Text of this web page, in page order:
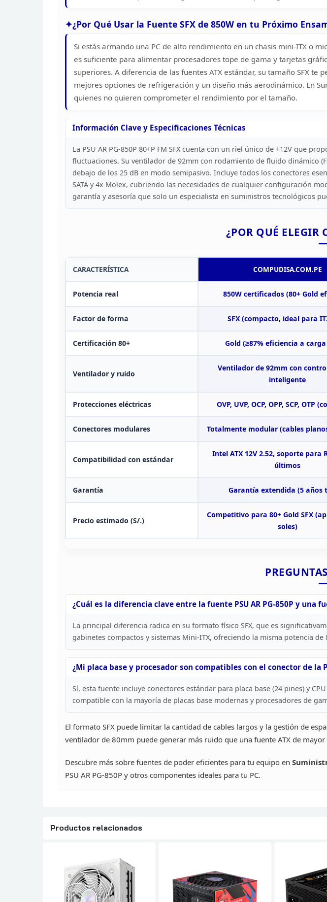
¿Por Qué Usar la Fuente SFX de 850W en tu Próximo
Si estás armando una PC de alto rendimiento en un chasis mini-ITX o
es suficiente para alimentar procesadores tope de gama y tarjetas
superiores. A diferencia de las fuentes ATX estándar, su tamaño SFX te
mejores opciones de refrigeración y un diseño más aerodinámico. En
quienes no quieren comprometer el rendimiento por el tamaño.
Información Clave y Especificaciones Técnicas
La PSU AR PG-850P 80+P FM SFX cuenta con un riel único de +12V que
fluctuaciones. Su ventilador de 92mm con rodamiento de fluido dinámico
debajo de los 25 dB en modo semipasivo. Incluye todos los conectores
SATA y4x Molex, cubriendo las necesidades de cualquier configuración
garantía yasesoría que solo un especialista en suministros tecnológicos
¿POR QUÉ ELEGIR
CARACTERÍSTICA COMPUDISA.COM.PE
Potencia real 850W certificados (80+ Gold
Factor de forma SFX (compacto, ideal para
Certificación 80+ Gold (≥87% eficiencia a
Ventilador y ruido
Ventilador de 92mm con
inteligente
Protecciones eléctricas OVP, UVP, OCP, OPP, SCP, OTP
Conectores modulares Totalmente modular (cables
Compatibilidad con estándar
Intel ATX 12V 2.52, soporte para
últimos
Garantía Garantía extendida (5 años
Precio estimado (S/.)
Competitivo para 80+ Gold SFX
soles)
PREGUNTAS
¿Cuál es la diferencia clave entre la fuente PSU AR PG-850P y una
La principal diferencia radica en su formato físico SFX, que es
gabinetes compactos y sistemas Mini-ITX, ofreciendo la misma potencia de
¿Mi placa base y procesador son compatibles con el conector de la
Sí, esta fuente incluye conectores estándar para placa base (24 pines) y
compatible con la mayoría de placas base modernas yprocesadores de
El formato SFX puede limitar la cantidad de cables largos y la gestión de
ventilador de 80mm puede generar más ruido que una fuente ATX de
Descubre más sobre fuentes de poder eficientes para tu equipo en
PSU AR PG-850P y otros componentes ideales para tu PC.
Productos relacionados